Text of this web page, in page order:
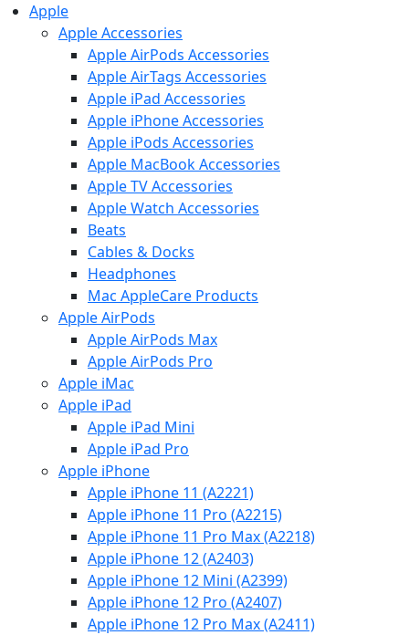
Apple
Apple Accessories
Apple AirPods Accessories
Apple AirTags Accessories
Apple iPad Accessories
Apple iPhone Accessories
Apple iPods Accessories
Apple MacBook Accessories
Apple TV Accessories
Apple Watch Accessories
Beats
Cables & Docks
Headphones
Mac AppleCare Products
Apple AirPods
Apple AirPods Max
Apple AirPods Pro
Apple iMac
Apple iPad
Apple iPad Mini
Apple iPad Pro
Apple iPhone
Apple iPhone 11 (A2221)
Apple iPhone 11 Pro (A2215)
Apple iPhone 11 Pro Max (A2218)
Apple iPhone 12 (A2403)
Apple iPhone 12 Mini (A2399)
Apple iPhone 12 Pro (A2407)
Apple iPhone 12 Pro Max (A2411)